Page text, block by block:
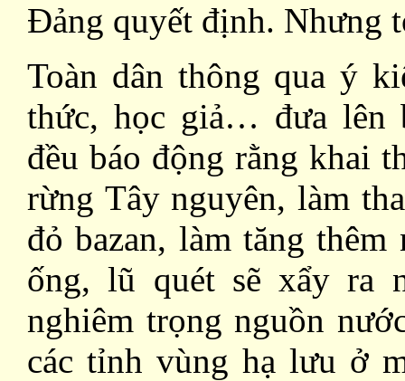
Đảng quyết định. Nhưng
Toàn dân thông qua ý
thức, học giả… đưa lên
đều báo động rằng khai
rừng Tây nguyên, làm
đỏ bazan, làm tăng
ống, lũ quét sẽ xẩy ra
nghiêm trọng nguồn
các tỉnh vùng hạ lưu ở